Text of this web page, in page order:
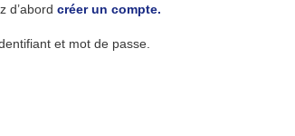
d’abord créer un compte.
et mot de passe.